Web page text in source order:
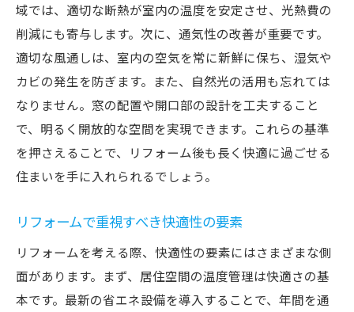
域では、適切な断熱が室内の温度を安定させ、光熱費の
削減にも寄与します。次に、通気性の改善が重要です。
適切な風通しは、室内の空気を常に新鮮に保ち、湿気や
カビの発生を防ぎます。また、自然光の活用も忘れては
なりません。窓の配置や開口部の設計を工夫すること
で、明るく開放的な空間を実現できます。これらの基準
を押さえることで、リフォーム後も長く快適に過ごせる
住まいを手に入れられるでしょう。
リフォームで重視すべき快適性の要素
リフォームを考える際、快適性の要素にはさまざまな側
面があります。まず、居住空間の温度管理は快適さの基
本です。最新の省エネ設備を導入することで、年間を通